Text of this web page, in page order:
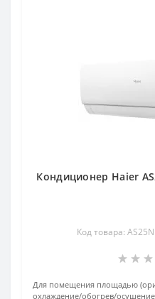
Кондиционер Haier
Код товара:
Для помещения площадью
охлаждение/обогрев/